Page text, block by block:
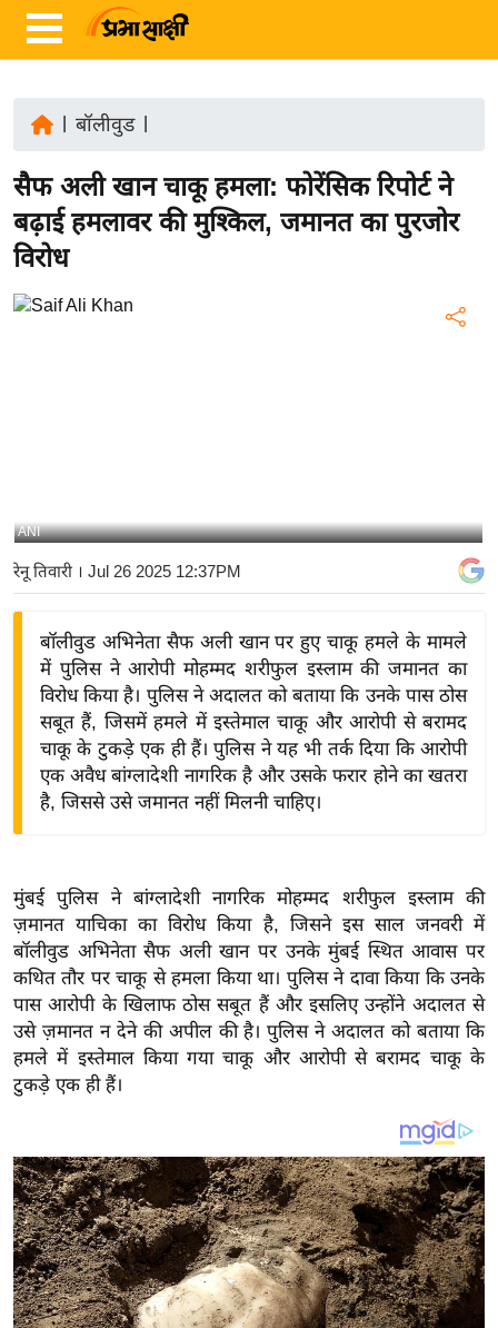
ज़ा
ख
ब
र
रा
य
बि
ज़
द्यो
शे
ष
ज्ञ
रा
य
ब
ज
ट
ल
क्रि
के
ट
I
P
बॉलीवुड|
सैफ अली खान चाकू हमला: फोरेंसिक रिपोर्ट ने
बढ़ाई हमलावर की मुश्किल, जमानत का पुरजोर
विरोध
ANI
रेनू तिवारी । Jul 26 2025 12:37PM
बॉलीवुड अभिनेता सैफ अली खान पर हुए चाकू हमले के मामले
में पुलिस ने आरोपी मोहम्मद शरीफुल इस्लाम की जमानत का
विरोध किया है। पुलिस ने अदालत को बताया कि उनके पास ठोस
सबूत हैं, जिसमें हमले में इस्तेमाल चाकू और आरोपी से बरामद
चाकू के टुकड़े एक ही हैं। पुलिस ने यह भी तर्क दिया कि आरोपी
एक अवैध बांग्लादेशी नागरिक है और उसके फरार होने का खतरा
है, जिससे उसे जमानत नहीं मिलनी चाहिए।
मुंबई पुलिस ने बांग्लादेशी नागरिक मोहम्मद शरीफुल इस्लाम की
ज़मानत याचिका का विरोध किया है, जिसने इस साल जनवरी में
बॉलीवुड अभिनेता सैफ अली खान पर उनके मुंबई स्थित आवास पर
कथित तौर पर चाकू से हमला किया था। पुलिस ने दावा किया कि उनके
पास आरोपी के खिलाफ ठोस सबूत हैं और इसलिए उन्होंने अदालत से
उसे ज़मानत न देने की अपील की है। पुलिस ने अदालत को बताया कि
हमले में इस्तेमाल किया गया चाकू और आरोपी से बरामद चाकू के
टुकड़े एक ही हैं।